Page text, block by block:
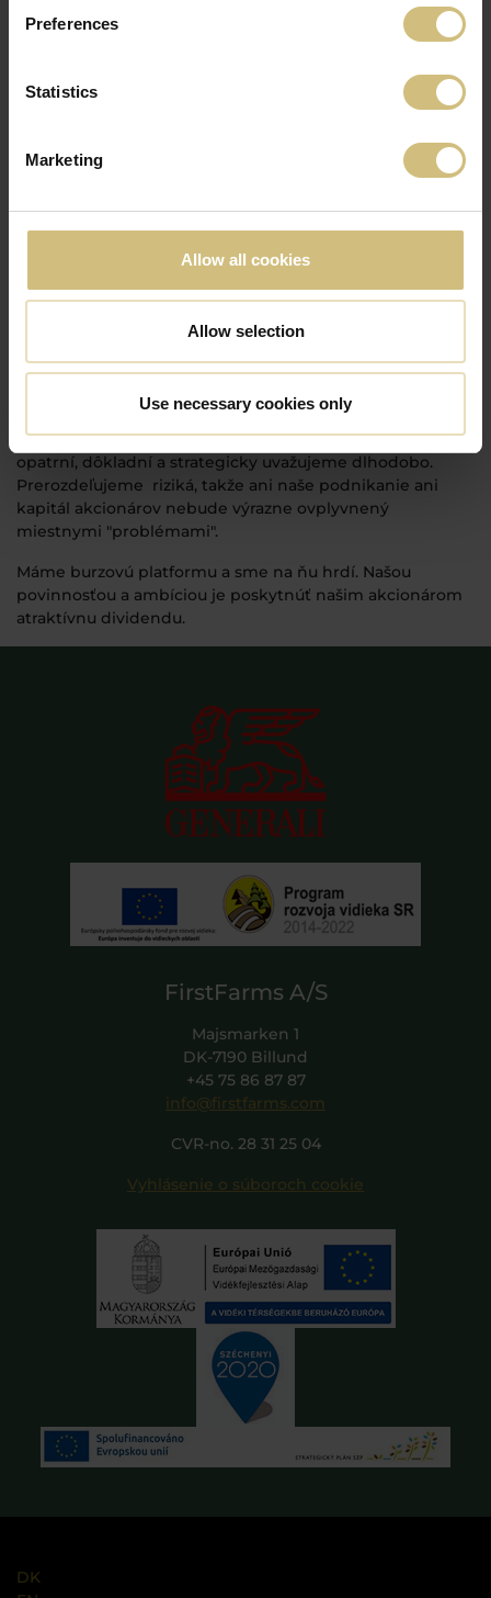
Preferences
Statistics
Marketing
Allow all cookies
Allow selection
Use necessary cookies only
počuli, že pracovať u nás je fajn.
nikdy nebudeme príliš veľkí na to, aby sme sa nezapájali
do aktivít organizovaných obecnými samosprávami.
Riadime poľnohospodárske podniky s úctou k našim
Vzdialenosť medzi myšlienkou a činom v maštaliach a na
poliach FirstFarms je krátka. Pokiaľ ide o investovanie do
ktoré do nás naši akcionári vložili, nakladáme s náležitou
FirstFarms investuje do pôdy, zvierat a nehnuteľností –
všetko sú to hmotné majetky. Žiadne vzdušné zámky,
unáhlené riešenia alebo nekalé praktiky. Namiesto toho
sa naša investičná stratégia vyznačuje uvážlivosťou. Sme
opatrní, dôkladní a strategicky uvažujeme dlhodobo.
Prerozdeľujeme riziká, takže ani naše podnikanie ani
kapitál akcionárov nebude výrazne ovplyvnený
miestnymi "problémami".
Máme burzovú platformu a sme na ňu hrdí. Našou
povinnosťou a ambíciou je poskytnúť našim akcionárom
atraktívnu dividendu.
FirstFarms A/S
Majsmarken 1
DK-7190 Billund
+45 75 86 87 87
info@firstfarms.com
CVR-no. 28 31 25 04
Vyhlásenie o súboroch cookie
DK